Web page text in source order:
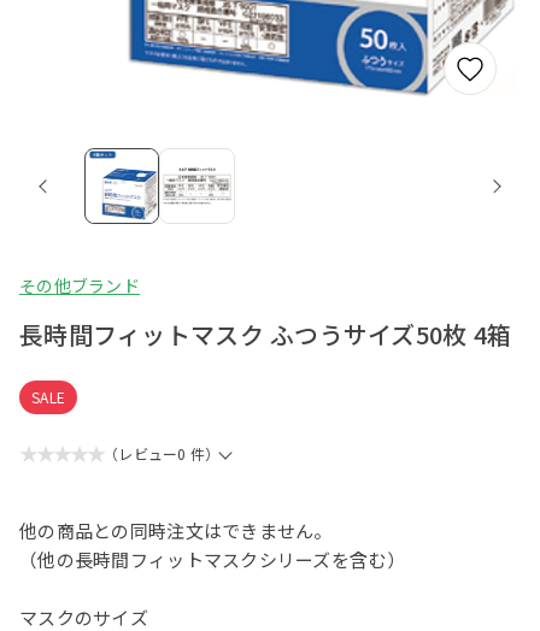
その他ブランド
長時間フィットマスク ふつうサイズ50枚 4箱
SALE
★★★★★ （レビュー0 件）
他の商品との同時注文はできません。
（他の長時間フィットマスクシリーズを含む）
マスクのサイズ